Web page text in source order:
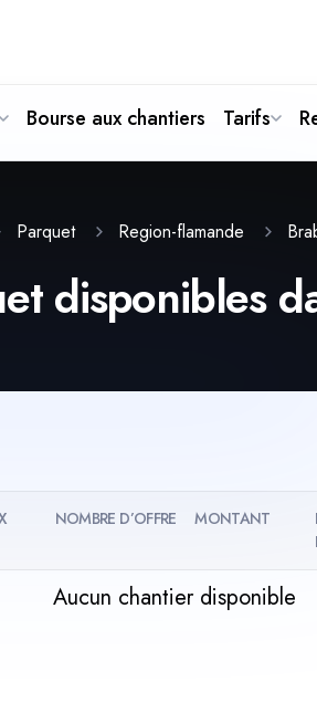
Bourse aux chantiers Tarifs
Parquet Region-flamande
disponibles
NOMBRE D’OFFRE MONTANT
Aucun chantier disponible